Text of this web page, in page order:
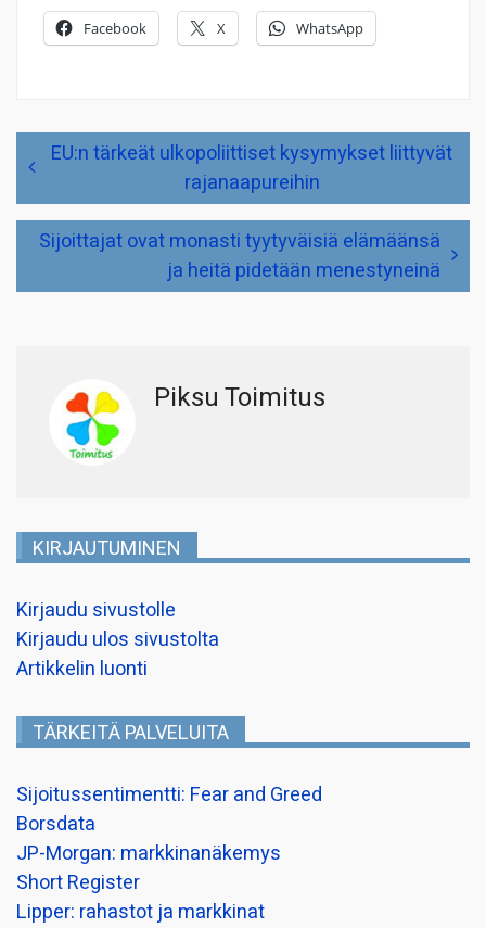
Facebook X WhatsApp
Artikkelien
selausEU:n tärkeät ulkopoliittiset kysymykset liittyvät
rajanaapureihin
Sijoittajat ovat monasti tyytyväisiä elämäänsä
ja heitä pidetään menestyneinä
Piksu Toimitus
KIRJAUTUMINEN
Kirjaudu sivustolle
Kirjaudu ulos sivustolta
Artikkelin luonti
TÄRKEITÄ PALVELUITA
Sijoitussentimentti: Fear and Greed
Borsdata
JP-Morgan: markkinanäkemys
Short Register
Lipper: rahastot ja markkinat